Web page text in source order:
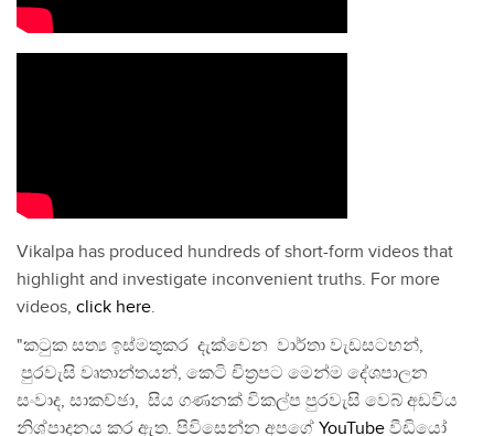
Vikalpa has produced hundreds of short-form videos that
highlight and investigate inconvenient truths. For more
videos, click here.
"කටුක සත්‍ය ඉස්මතුකර දැක්වෙන වාර්තා වැඩසටහන්,
පුරවැසි වෘතාන්තයන්, කෙටි චිත්‍රපට මෙන්ම දේශපාලන
සංවාද, සාකච්ඡා, සිය ගණනක් විකල්ප පුරවැසි වෙබ් අඩවිය
නිශ්පාදනය කර ඇත. පිවිසෙන්න අපගේ YouTube වීඩියෝ